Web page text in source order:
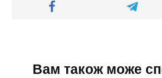
Вам також може